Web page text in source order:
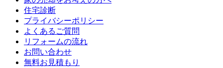
住宅診断
プライバシーポリシー
よくあるご質問
リフォームの流れ
お問い合わせ
無料お見積もり